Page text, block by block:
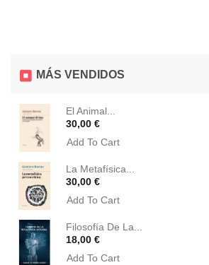
MÁS VENDIDOS
El Animal...
Precio
30,00 €
Add To Cart
La Metafísica...
Precio
30,00 €
Add To Cart
Filosofía De La...
Precio
18,00 €
Add To Cart